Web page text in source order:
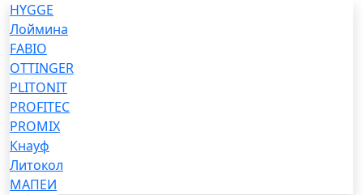
HYGGE
Лоймина
FABIO
OTTINGER
PLITONIT
PROFITEC
PROMIX
Кнауф
Литокол
МАПЕИ